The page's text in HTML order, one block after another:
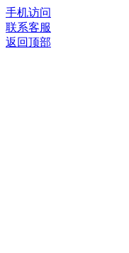
手机访问
联系客服
返回顶部